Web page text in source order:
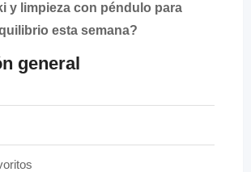
y limpieza con péndulo para
esta semana?
general